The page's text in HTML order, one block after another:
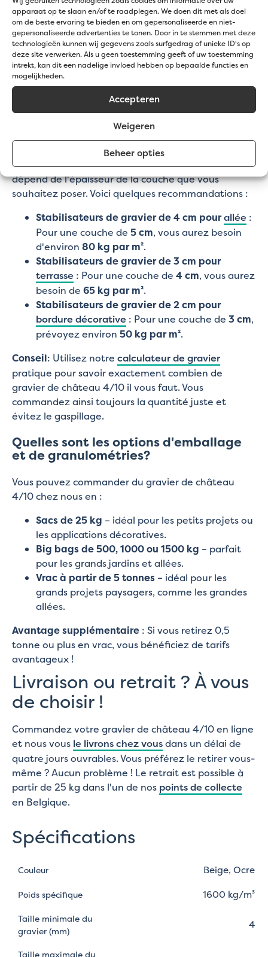
apparaat op te slaan en/of te raadplegen. We doen dit met als doel
om de beste ervaring te bieden en om gepersonaliseerde en niet-
gepersonaliseerde advertenties te tonen. Door in te stemmen met deze
technologieën kunnen wij gegevens zoals surfgedrag of unieke ID's op
deze site verwerken. Als u geen toestemming geeft of uw toestemming
intrekt, kan dit een nadelige invloed hebben op bepaalde functies en
mogelijkheden.
Accepteren
Weigeren
Beheer opties
Béton désactivé: Le gravier de château 4/10
peut également être utilisé dans le béton
désactivé. Ce type de béton est souvent utilisé
pour des surfaces décoratives, telles que les
allées et les sentiers. Le gravier est incorporé
dans le béton, ce qui donne une finition
robuste mais élégante avec un aspect naturel.
Quelle quantité de gravier de château
4/10 me faut-il ?
La quantité de gravier dont vous avez besoin
dépend de l'épaisseur de la couche que vous
souhaitez poser. Voici quelques recommandations :
Stabilisateurs de gravier de 4 cm pourallée :
Pour une couche de 5 cm, vous aurez besoin
d'environ 80 kg par m².
Stabilisateurs de gravier de 3 cm pour
terrasse : Pour une couche de 4 cm, vous aurez
besoin de 65 kg par m².
Stabilisateurs de gravier de 2 cm pour
bordure décorative : Pour une couche de 3 cm,
prévoyez environ 50 kg par m².
Conseil: Utilisez notre calculateur de gravier
pratique pour savoir exactement combien de
gravier de château 4/10 il vous faut. Vous
commandez ainsi toujours la quantité juste et
évitez le gaspillage.
Quelles sont les options d'emballage
et de granulométries?
Vous pouvez commander du gravier de château
4/10 chez nous en :
Sacs de 25 kg – idéal pour les petits projets ou
les applications décoratives.
Big bags de 500, 1000 ou 1500 kg – parfait
pour les grands jardins et allées.
Vrac à partir de 5 tonnes – idéal pour les
grands projets paysagers, comme les grandes
allées.
Avantage supplémentaire : Si vous retirez 0,5
tonne ou plus en vrac, vous bénéficiez de tarifs
avantageux !
Livraison ou retrait ? À vous
de choisir !
Commandez votre gravier de château 4/10 en ligne
et nous vous le livrons chez vousdans un délai de
quatre jours ouvrables. Vous préférez le retirer vous-
même ? Aucun problème ! Le retrait est possible à
partir de 25 kg dans l'un de nos points de collecte
en Belgique.
Spécifications
Couleur Beige, Ocre
Poids spécifique 1600 kg/m³
Taille minimale du
gravier (mm)
4
Taille maximale du